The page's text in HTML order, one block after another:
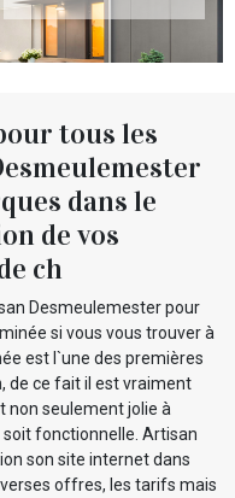
tous les
dans le
de vos
ch
Desmeulemester pour
si vous vous trouver à
est l`une des premières
de ce fait il est vraiment
non seulement jolie à
fonctionnelle. Artisan
son site internet dans
offres, les tarifs mais